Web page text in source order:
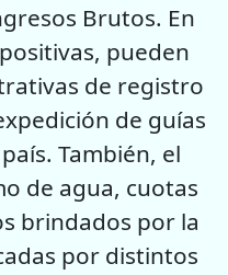
Brutos. En
pueden
de registro
de guías
También, el
de agua, cuotas
brindados por la
por distintos